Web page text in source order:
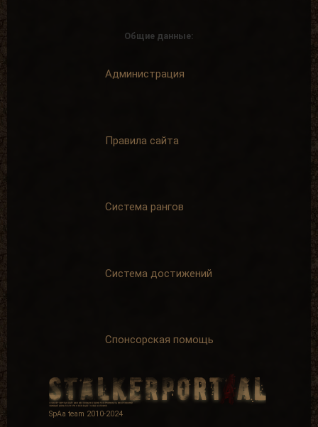
Общие данные:
Администрация
Правила сайта
Система рангов
Система достижений
Спонсорская помощь
SpAa team 2010-2024